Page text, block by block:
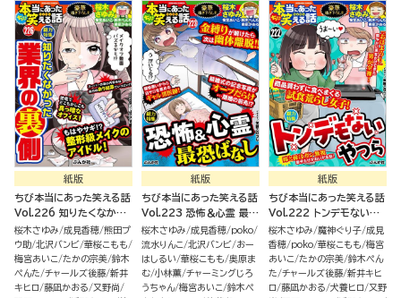
紙版
ちび本当にあった笑える話
Vol.226 知りたくなかっ
た業界の裏側
桜木さゆみ 成見香穂 熊田プ
ウ助 北沢バンビ 華桜こもも
梅宮あいこ たかの宗美 鈴木
ぺんた チャールズ後藤 新井
キヒロ 藤凪かおる 又野尚
紙版
ちび本当にあった笑える話
Vol.223 恐怖＆心霊 最恐
ばなし
桜木さゆみ 成見香穂 poko
流水りんこ 北沢バンビ おー
はしるい 華桜こもも 奥原ま
む 小林薫 チャーミングじろ
うちゃん 梅宮あいこ 鈴木ぺ
紙版
ちび本当にあった笑える話
Vol.222 トンデモないや
つら
桜木さゆみ 魔神ぐり子 成見
香穂 poko 華桜こもも 梅宮
あいこ たかの宗美 鈴木ぺん
た チャールズ後藤 新井キヒ
ロ 藤凪かおる 犬養ヒロ 又野